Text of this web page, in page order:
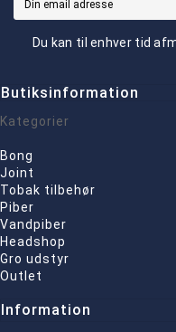
Du kan til enhver tid
Butiksinformation
Kategorier
Bong
Joint
Tobak tilbehør
Piber
Vandpiber
Headshop
Gro udstyr
Outlet
Information